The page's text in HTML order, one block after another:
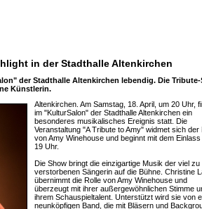
in der Stadthalle Altenkirchen
der Stadthalle Altenkirchen lebendig. Die
Künstlerin.
Altenkirchen. Am Samstag, 18. April, um 20 Uhr,
im "KulturSalon" der Stadthalle Altenkirchen ein
besonderes musikalisches Ereignis statt. Die
Veranstaltung "A Tribute to Amy" widmet sich der
von Amy Winehouse und beginnt mit dem Einlass
19 Uhr.
Die Show bringt die einzigartige Musik der viel zu
verstorbenen Sängerin auf die Bühne. Christine
übernimmt die Rolle von Amy Winehouse und
überzeugt mit ihrer außergewöhnlichen Stimme
ihrem Schauspieltalent. Unterstützt wird sie von
neunköpfigen Band, die mit Bläsern und